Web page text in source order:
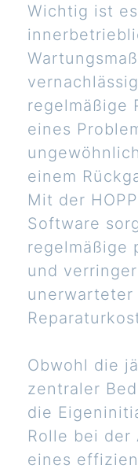
Wichtig ist
regelmäßige
eines
einem
Mit der
Software
regelmäßige
und
unerwarteter
Obwohl die
zentraler
die
Rolle bei der
eines